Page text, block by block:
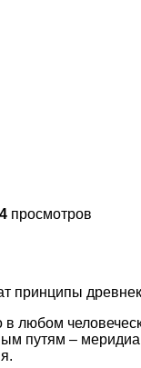
просмотров
принципы
любом
путям –